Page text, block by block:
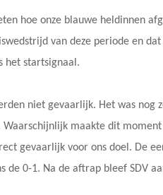
hoe onze blauwe heldinnen
van deze periode en dat
het startsignaal.
niet gevaarlijk. Het was nog
Waarschijnlijk maakte dit
gevaarlijk voor ons doel. De
de 0-1. Na de aftrap bleef SDV